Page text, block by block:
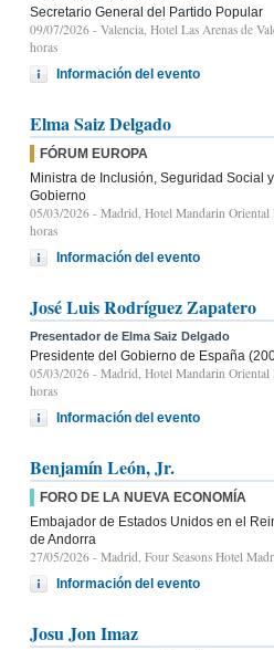
Secretario General del Partido Popular
09/07/2026 - Valencia, Hotel Las Arenas de
horas
Información del evento
Elma Saiz Delgado
FÓRUM EUROPA
Ministra de Inclusión, Seguridad Social
Gobierno
05/03/2026 - Madrid, Hotel Mandarin Oriental
horas
Información del evento
José Luis Rodríguez Zapatero
Presentador de Elma Saiz Delgado
Presidente del Gobierno de España
05/03/2026 - Madrid, Hotel Mandarin Oriental
horas
Información del evento
Benjamín León, Jr.
FORO DE LA NUEVA ECONOMÍA
Embajador de Estados Unidos en el
de Andorra
27/05/2026 - Madrid, Four Seasons Hotel
Información del evento
Josu Jon Imaz